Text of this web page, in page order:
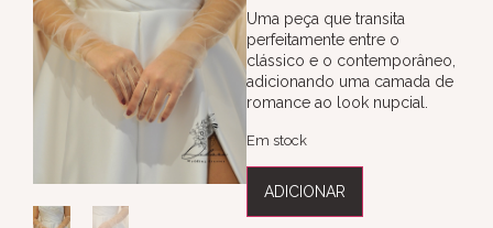
Uma peça que transita
perfeitamente entre o
clássico e o contemporâneo,
adicionando uma camada de
romance ao look nupcial.
Em stock
ADICIONAR